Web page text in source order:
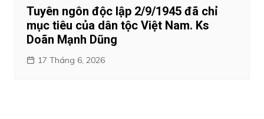
Tuyên ngôn độc lập 2/9/1945 đã chỉ
mục tiêu của dân tộc Việt Nam. Ks
Doãn Mạnh Dũng
17 Tháng 6, 2026